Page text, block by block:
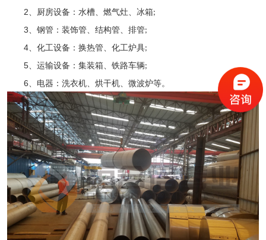
2 、厨房设备：水槽、燃气灶、冰箱;
3 、钢管：装饰管、结构管、排管;
4 、化工设备：换热管、化工炉具;
5 、运输设备：集装箱、铁路车辆;
6 、电器：洗衣机、烘干机、微波炉等。